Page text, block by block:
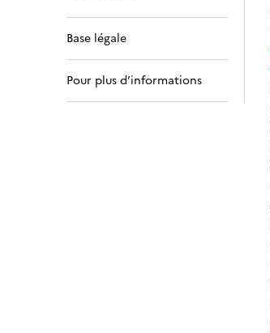
Base légale
Pour plus d’informations